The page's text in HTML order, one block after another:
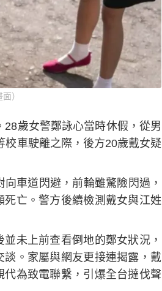
）
歲女警鄭詠心當時休假，從男
車駛離之際，後方20歲戴女疑
車道閃避，前輪雖驚險閃過，
亡。警方後續檢測戴女與江姓
未上前查看倒地的鄭女狀況，
。家屬與網友更接連揭露，戴
為致電聯繫，引爆全台撻伐聲